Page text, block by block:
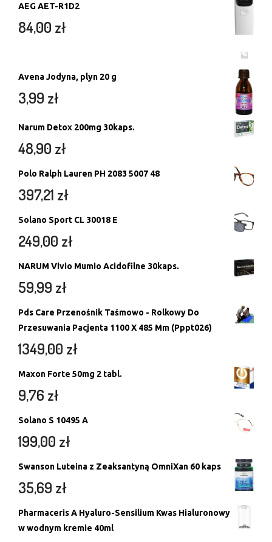
AEG AET-R1D2
84,00 zł
Avena Jodyna, plyn 20 g
3,99 zł
Narum Detox 200mg 30kaps.
48,90 zł
Polo Ralph Lauren PH 2083 5007 48
397,21 zł
Solano Sport CL 30018 E
249,00 zł
NARUM Vivio Mumio Acidofilne 30kaps.
59,99 zł
Pds Care Przenośnik Taśmowo - Rolkowy Do
Przesuwania Pacjenta 1100 X 485 Mm (Pppt026)
1349,00 zł
Maxon Forte 50mg 2 tabl.
9,76 zł
Solano S 10495 A
199,00 zł
Swanson Luteina z Zeaksantyną OmniXan 60 kaps
35,69 zł
Pharmaceris A Hyaluro-Sensilium Kwas Hialuronowy
w wodnym kremie 40ml